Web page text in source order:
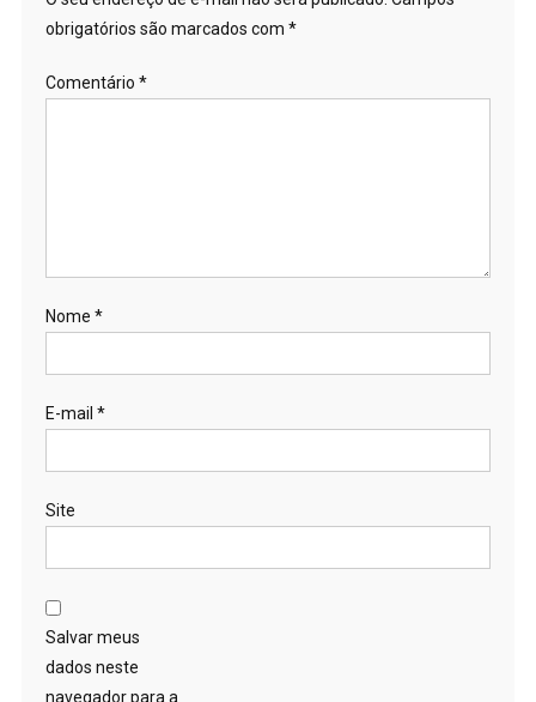
obrigatórios são marcados com *
Comentário *
Nome *
E-mail *
Site
Salvar meus
dados neste
navegador para a